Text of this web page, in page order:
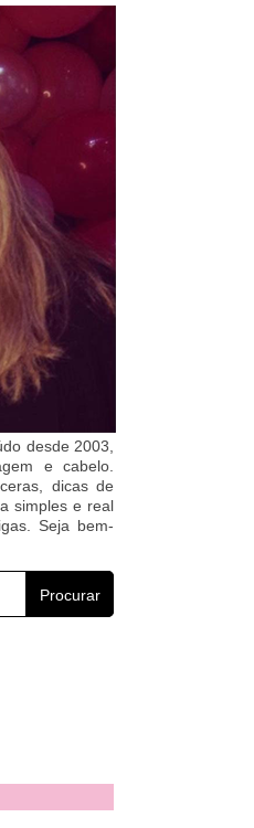
desde 2003,
e cabelo.
dicas de
simples e real
Seja bem-
Procurar